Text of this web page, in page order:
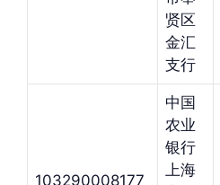
贤区
金汇
支行
103290008177
中国
农业
银行
上海